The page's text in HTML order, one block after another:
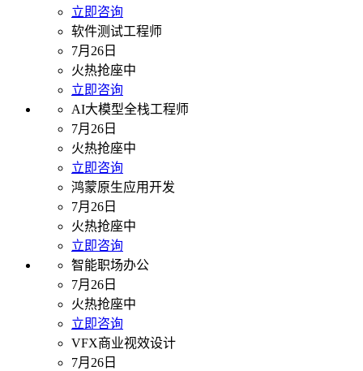
立即咨询
软件测试工程师
7月26日
火热抢座中
立即咨询
AI大模型全栈工程师
7月26日
火热抢座中
立即咨询
鸿蒙原生应用开发
7月26日
火热抢座中
立即咨询
智能职场办公
7月26日
火热抢座中
立即咨询
VFX商业视效设计
7月26日